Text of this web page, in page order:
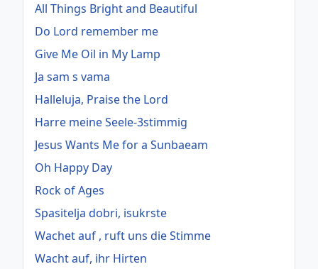
All Things Bright and Beautiful
Do Lord remember me
Give Me Oil in My Lamp
Ja sam s vama
Halleluja, Praise the Lord
Harre meine Seele-3stimmig
Jesus Wants Me for a Sunbaeam
Oh Happy Day
Rock of Ages
Spasitelja dobri, isukrste
Wachet auf , ruft uns die Stimme
Wacht auf, ihr Hirten